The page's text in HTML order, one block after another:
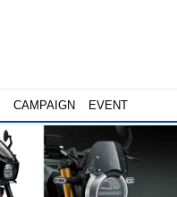
CAMPAIGN EVENT